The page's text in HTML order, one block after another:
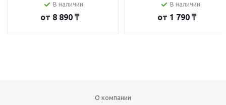
В наличии
от 8 890 ₸
В наличии
от 1 790 ₸
О компании